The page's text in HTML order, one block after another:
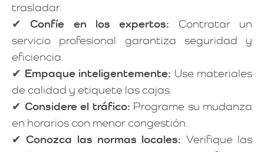
trasladar.
✔Confíe en los expertos: Contratar un
servicio profesional garantiza seguridad y
eficiencia.
✔ Empaque inteligentemente: Use materiales
de calidad y etiquete las cajas.
✔ Considere el tráfico: Programe su mudanza
en horarios con menor congestión.
✔Conozca las normas locales: Verifique las